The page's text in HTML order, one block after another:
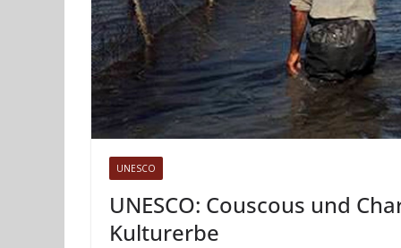
UNESCO
UNESCO: Couscous und
Kulturerbe